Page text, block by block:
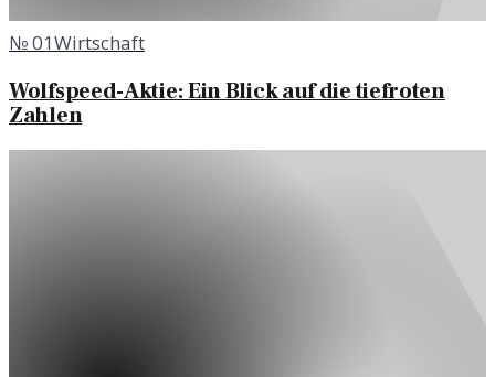
№01Wirtschaft
Wolfspeed-Aktie: Ein Blick auf die tiefroten
Zahlen